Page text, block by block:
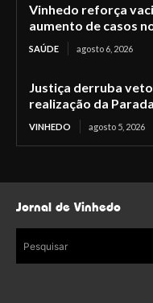
Vinhedo reforça
aumento de casos
SAÚDE agosto 6, 2026
Justiça derruba
realização da
VINHEDO agosto 5, 2026
Jornal de Vinhedo
Pesquisar